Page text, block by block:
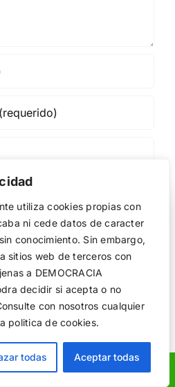
utiliza cookies propias con
ni cede datos de caracter
conocimiento. Sin embargo,
sitios web de terceros con
a DEMOCRACIA
decidir si acepta o no
con nosotros cualquier
politica de cookies.
todas Aceptar todas
email y sitio web en este
vez que comente.
medir su uso y mejorar
aceptar todas las cookies,
o configurar sus preferencias.
todo